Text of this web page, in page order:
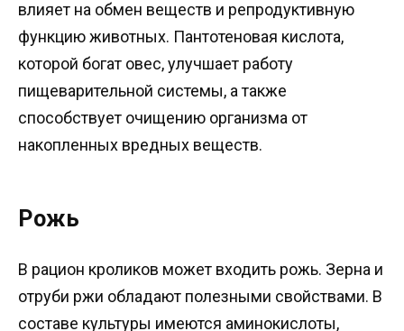
влияет на обмен веществ и репродуктивную
функцию животных. Пантотеновая кислота,
которой богат овес, улучшает работу
пищеварительной системы, а также
способствует очищению организма от
накопленных вредных веществ.
Рожь
В рацион кроликов может входить рожь. Зерна и
отруби ржи обладают полезными свойствами. В
составе культуры имеются аминокислоты,